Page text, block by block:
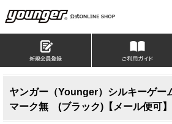
ヤンガー（Younger）シルキーゲ
マーク無 (ブラック)【メール便可】